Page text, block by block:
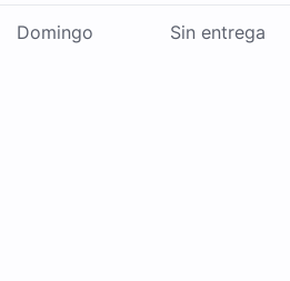
Domingo Sin entrega